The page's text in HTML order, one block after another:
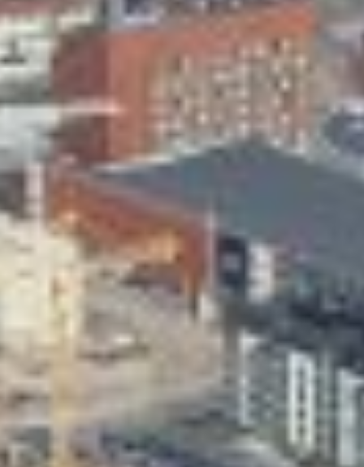
Skeittihalli
Varhaiskasvatus
Ateria- ja välipalamaksut
Mämminiemi
Taideapteekki
Kirjasto
Valon Kaupunki
Lasten Lysti & LystiKylä-festivaali